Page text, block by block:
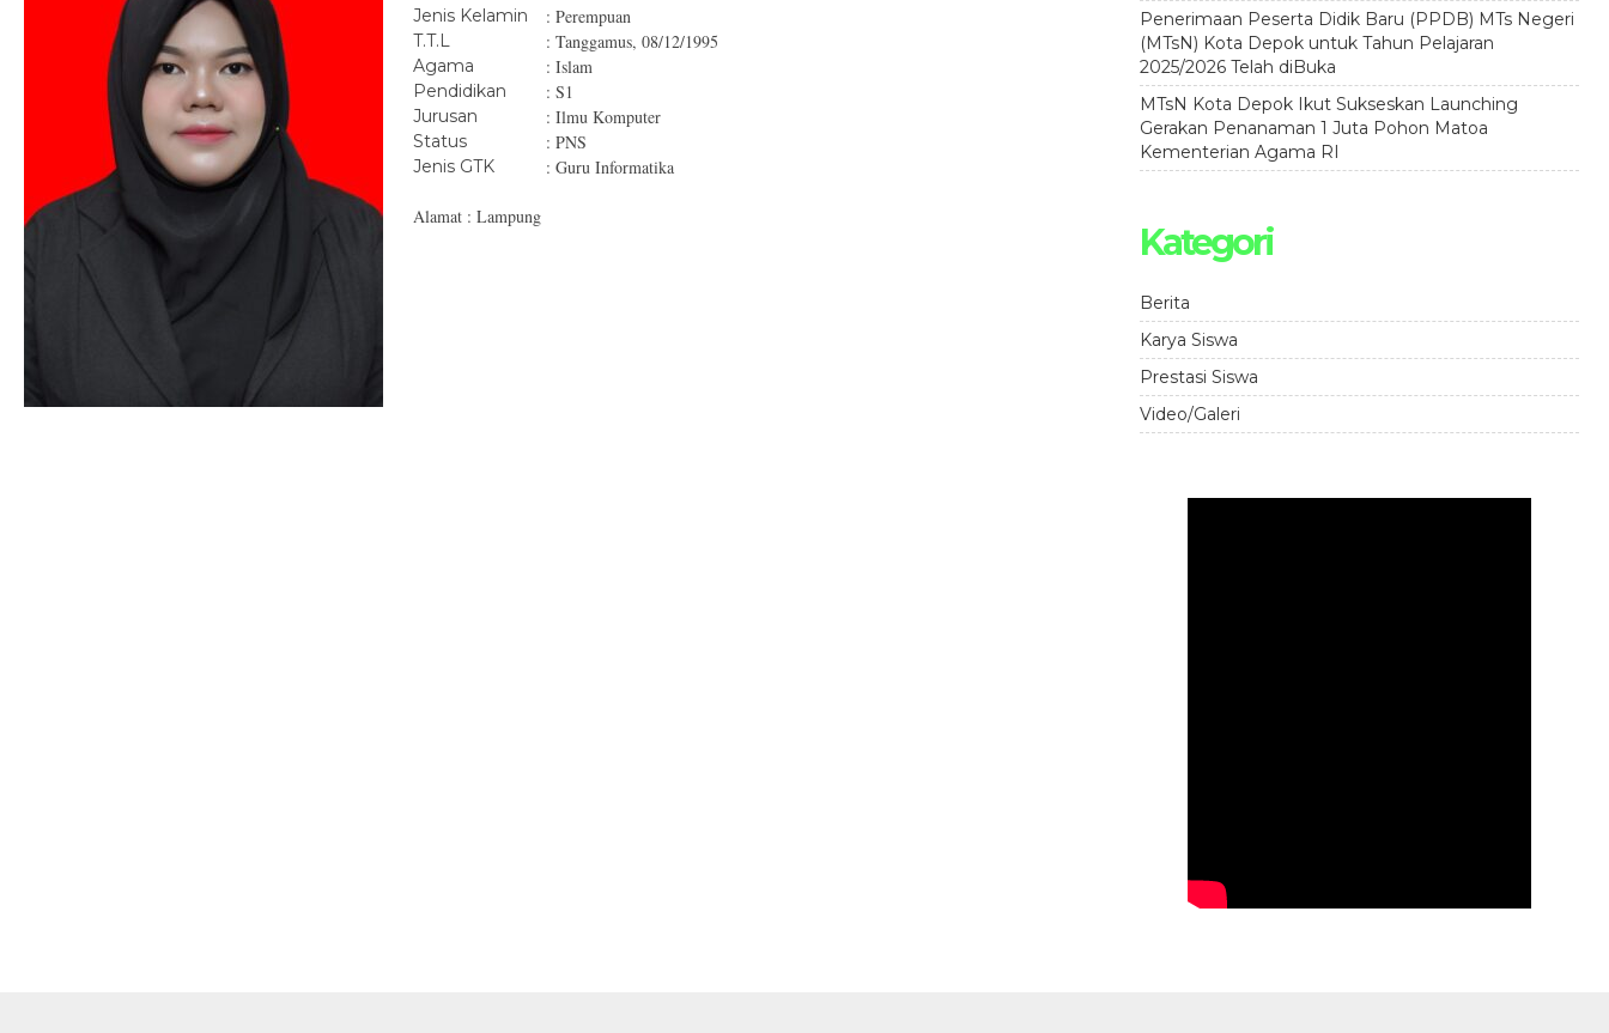
Jenis Kelamin : Perempuan
T.T.L : Tanggamus, 08/12/1995
Agama : Islam
Pendidikan : S1
Jurusan : Ilmu Komputer
Status : PNS
Jenis GTK : Guru Informatika
Alamat : Lampung
Penerimaan Peserta Didik Baru (PPDB) MTs Negeri
(MTsN) Kota Depok untuk Tahun Pelajaran
2025/2026 Telah diBuka
MTsN Kota Depok Ikut Sukseskan Launching
Gerakan Penanaman 1 Juta Pohon Matoa
Kementerian Agama RI
Kategori
Berita
Karya Siswa
Prestasi Siswa
Video/Galeri